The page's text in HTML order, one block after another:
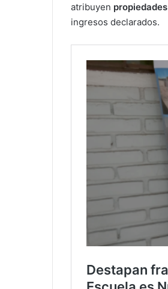
atribuyen propiedades
ingresos declarados.